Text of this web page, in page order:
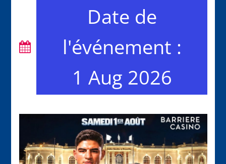
Date de
l'événement :
1 Aug 2026